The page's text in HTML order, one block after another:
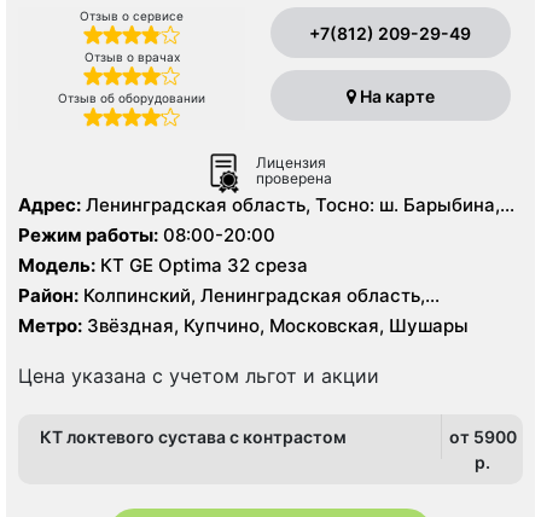
Отзыв о сервисе
Отзыв о врачах
Отзыв об оборудовании
+7(812) 209-29-49
На карте
Лицензия
проверена
Адрес: Ленинградская область, Тосно: ш. Барыбина,
29
Режим работы: 08:00-20:00
Модель: КТ GE Optima 32 среза
Район: Колпинский, Ленинградская область,
Московский, Пушкинский
Метро: Звёздная, Купчино, Московская, Шушары
Цена указана с учетом льгот и акции
КТ локтевого сустава с контрастом
от 5900
p.